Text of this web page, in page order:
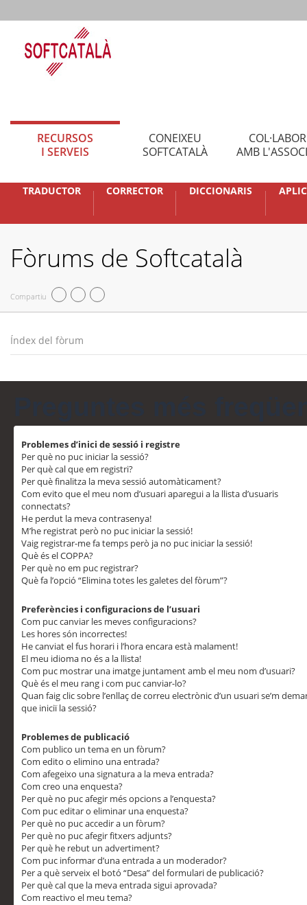
RECURSOS
I SERVEIS
CONEIXEU
SOFTCATALÀ
AMB
TRADUCTOR CORRECTOR DICCIONARIS
Fòrums de Softcatalà
Compartiu
Índex del fòrum
Problemes d’inici de sessió i registre
Per què no puc iniciar la sessió?
Per què cal que em registri?
Per què finalitza la meva sessió automàticament?
Com evito que el meu nom d’usuari aparegui a la llista d’usuaris
connectats?
He perdut la meva contrasenya!
M’he registrat però no puc iniciar la sessió!
Vaig registrar-me fa temps però ja no puc iniciar la sessió!
Què és el COPPA?
Per què no em puc registrar?
Què fa l’opció “Elimina totes les galetes del fòrum”?
Preferències i configuracions de l’usuari
Com puc canviar les meves configuracions?
Les hores són incorrectes!
He canviat el fus horari i l’hora encara està malament!
El meu idioma no és a la llista!
Com puc mostrar una imatge juntament amb el meu nom d’usuari?
Què és el meu rang i com puc canviar-lo?
Quan faig clic sobre l’enllaç de correu electrònic d’un usuari se’m
que iniciï la sessió?
Problemes de publicació
Com publico un tema en un fòrum?
Com edito o elimino una entrada?
Com afegeixo una signatura a la meva entrada?
Com creo una enquesta?
Per què no puc afegir més opcions a l’enquesta?
Com puc editar o eliminar una enquesta?
Per què no puc accedir a un fòrum?
Per què no puc afegir fitxers adjunts?
Per què he rebut un advertiment?
Com puc informar d’una entrada a un moderador?
Per a què serveix el botó “Desa” del formulari de publicació?
Per què cal que la meva entrada sigui aprovada?
Com reactivo el meu tema?